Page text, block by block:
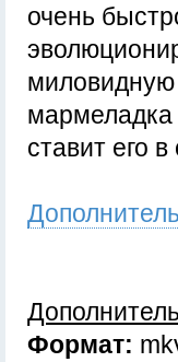
очень
миловидную
мармеладка
ставит его
Формат: